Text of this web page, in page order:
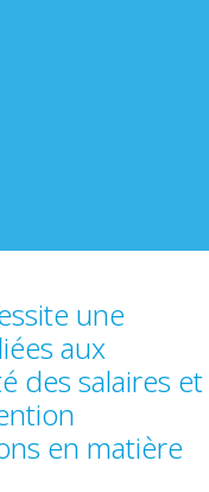
une
aux
des salaires et
en matière